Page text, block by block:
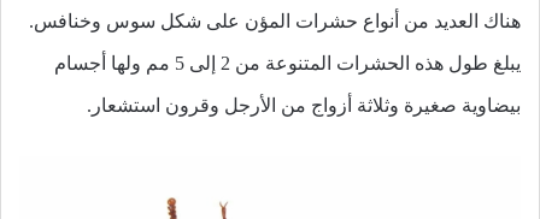
هناك العديد من أنواع حشرات المؤن على شكل سوس وخنافس.
يبلغ طول هذه الحشرات المتنوعة من 2 إلى 5 مم ولها أجسام
بيضاوية صغيرة وثلاثة أزواج من الأرجل وقرون استشعار.